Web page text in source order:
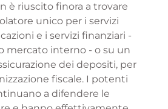
è riuscito finora a trovare
unico per i servizi
e i servizi finanziari -
mercato interno - o su un
dei depositi, per
fiscale. I potenti
a difendere le